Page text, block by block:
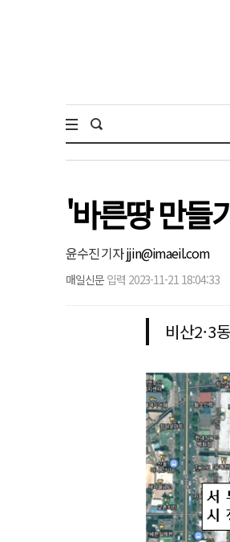
'바른땅 만들
윤수진 기자jjin@imaeil.com
매일신문 입력 2023-11-21 18:04:33
비산2·3